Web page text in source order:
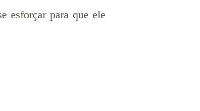
esforçar para que ele